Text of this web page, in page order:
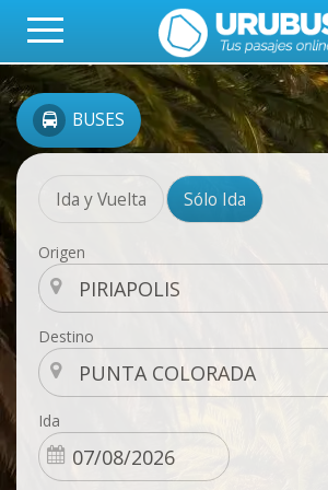
BUSES
Ida y Vuelta Sólo Ida
Origen
Destino
Ida